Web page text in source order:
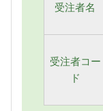
受注者名
受注者コー
ド